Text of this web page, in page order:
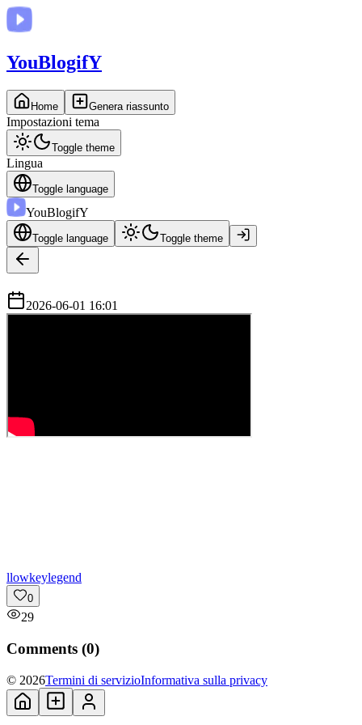
YouBlogifY
Home Genera riassunto
Impostazioni tema
Toggle theme
Lingua
Toggle language
YouBlogifY
Toggle language Toggle theme
2026-06-01 16:01
llowkeylegend
0
29
Comments (0)
© 2026Termini di servizioInformativa sulla privacy